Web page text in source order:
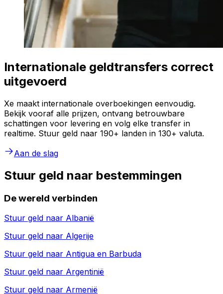
Internationale geldtransfers correct
uitgevoerd
Xe maakt internationale overboekingen eenvoudig.
Bekijk vooraf alle prijzen, ontvang betrouwbare
schattingen voor levering en volg elke transfer in
realtime. Stuur geld naar 190+ landen in 130+ valuta.
Aan de slag
Stuur geld naar bestemmingen
De wereld verbinden
Stuur geld naar Albanië
Stuur geld naar Algerije
Stuur geld naar Antigua en Barbuda
Stuur geld naar Argentinië
Stuur geld naar Armenië